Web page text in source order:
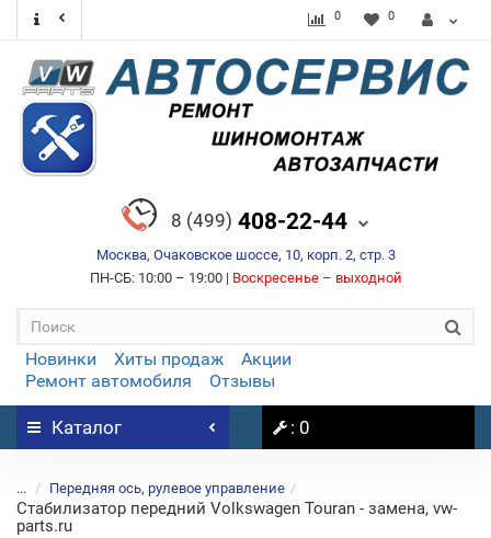
0 0
8 (499) 408-22-44
Москва, Очаковское шоссе, 10, корп. 2, стр. 3
ПН-СБ: 10:00 – 19:00 | Воскресенье – выходной
Новинки Хиты продаж
Акции
Ремонт автомобиля
Отзывы
Каталог : 0
... Передняя ось, рулевое управление
Стабилизатор передний Volkswagen Touran - замена, vw-
parts.ru